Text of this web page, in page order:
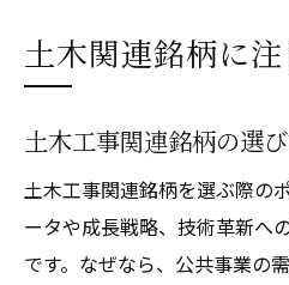
土木関連銘柄に
土木工事関連銘柄の選
土木工事関連銘柄を選ぶ際の
ータや成長戦略、技術革新へ
です。なぜなら、公共事業の